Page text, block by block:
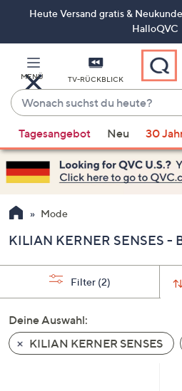
ZumHeute Versand gratis &
HalloQVC
MENÜ TV-RÜCKBLICK
Wonach
suchst
du
heute?
Vorschläge
verfügbar
sind,
verwenden
Sie
Pfeiltasten
nach
und
nach
unten
oder
Tagesangebot Neu 30
Mode
KILIAN KERNER SENSES -
Filter (2)
Deine Auswahl:
KILIAN KERNER SENSES